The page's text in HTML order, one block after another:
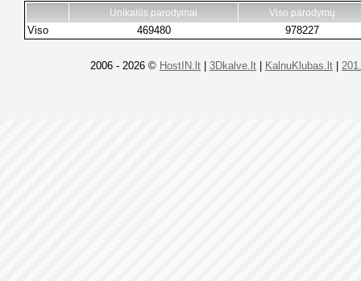
Unikalūs parodymai Viso parodymų
Viso 469480 978227
2006 - 2026 © HostIN.lt 3Dkalve.lt KalnuKlubas.lt